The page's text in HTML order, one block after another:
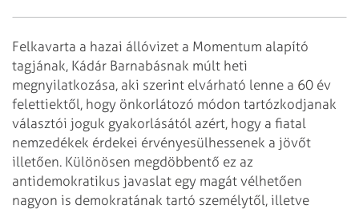
Felkavarta a hazai állóvizet a Momentum alapító
tagjának, Kádár Barnabásnak múlt heti
megnyilatkozása, aki szerint elvárható lenne a 60 év
felettiektől, hogy önkorlátozó módon tartózkodjanak
választói joguk gyakorlásától azért, hogy a fiatal
nemzedékek érdekei érvényesülhessenek a jövőt
illetően. Különösen megdöbbentő ez az
antidemokratikus javaslat egy magát vélhetően
nagyon is demokratának tartó személytől, illetve